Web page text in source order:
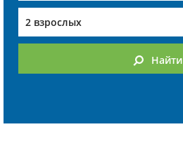
2 взрослых
Найти